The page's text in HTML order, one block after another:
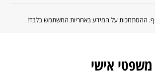
ההסתמכות על המידע באחריות המשתמש בלבד!
משפטי אישי